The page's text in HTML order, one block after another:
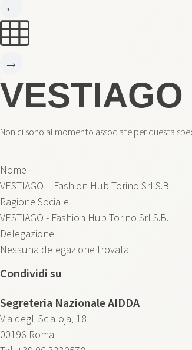
←
→
Non ci sono al momento associate per questa
Nome
VESTIAGO – Fashion Hub Torino Srl S.B.
Ragione Sociale
VESTIAGO - Fashion Hub Torino Srl S.B.
Delegazione
Nessuna delegazione trovata.
Condividi su
Segreteria Nazionale AIDDA
Via degli Scialoja, 18
00196 Roma